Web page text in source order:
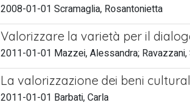
2008-01-01 Scramaglia, Rosantonietta
Valorizzare la varietà per il
2011-01-01 Mazzei, Alessandra; Ravazzani,
La valorizzazione dei beni
2011-01-01 Barbati, Carla